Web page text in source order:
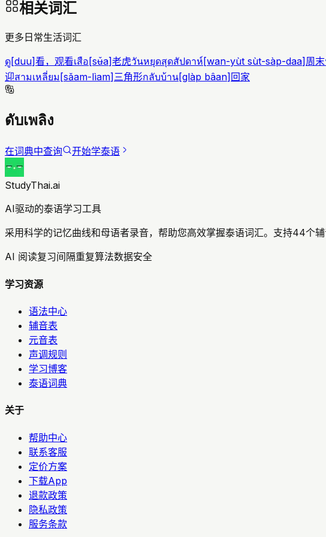
相关词汇
更多日常生活词汇
ดู[duu]看，观看เสือ[sʉ̌a]老虎วันหยุดสุดสัปดาห์[wan-yùt sùt-sàp-daa]周末
迎สามเหลี่ยม[sǎam-lìam]三角形กลับบ้าน[glàp bâan]回家
ดับเพลิง
在词典中查询 开始学泰语
StudyThai.ai
AI驱动的泰语学习工具
采用科学的记忆曲线和母语者录音，帮助您高效掌握泰语词汇。支持44个辅
AI 阅读复习间隔重复算法数据安全
学习资源
语法中心
辅音表
元音表
声调规则
学习博客
泰语词典
关于
帮助中心
联系客服
定价方案
下载App
退款政策
隐私政策
服务条款